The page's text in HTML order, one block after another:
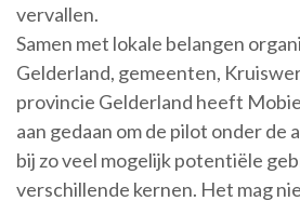
vervallen.
Samen met lokale belangen
Gelderland, gemeenten,
provincie Gelderland heeft
aan gedaan om de pilot onder de
bij zo veel mogelijk potentiële
verschillende kernen. Het mag